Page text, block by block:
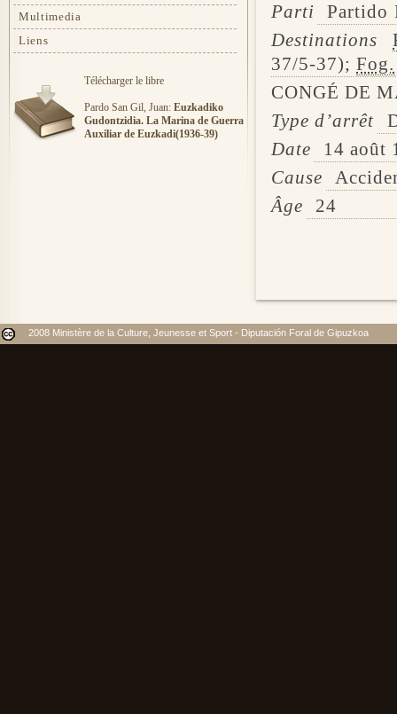
Multimedia
Liens
Télécharger le libre
Pardo San Gil, Juan:Euzkadiko
Gudontzidia. La Marina de Guerra
Auxiliar de Euzkadi(1936-39)
Parti
Partido
Destinations
37/5-37);Fog.
CONGÉ DE
Type d’arrêt
Date
14 août
Cause
Âge
24
2008 Ministère de la Culture, Jeunesse et Sport - Diputación Foral de Gipuzkoa